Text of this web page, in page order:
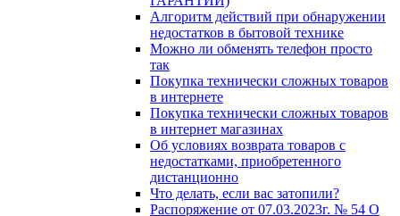
Алгоритм действий при обнаружении
недостатков в бытовой технике
Можно ли обменять телефон просто
так
Покупка технически сложных товаров
в интернете
Покупка технически сложных товаров
в интернет магазинах
Об условиях возврата товаров с
недостатками, приобретенного
дистанционно
Что делать, если вас затопили?
Распоряжение от 07.03.2023г. № 54 О